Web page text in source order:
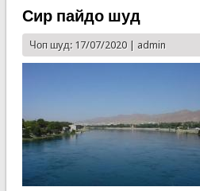
Сир пайдо шуд
Чоп шуд: 17/07/2020 | admin